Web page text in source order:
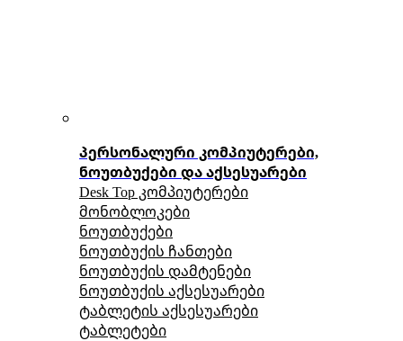
პერსონალური კომპიუტერები,
ნოუთბუქები და აქსესუარები
Desk Top კომპიუტერები
მონობლოკები
ნოუთბუქები
ნოუთბუქის ჩანთები
ნოუთბუქის დამტენები
ნოუთბუქის აქსესუარები
ტაბლეტის აქსესუარები
ტაბლეტები